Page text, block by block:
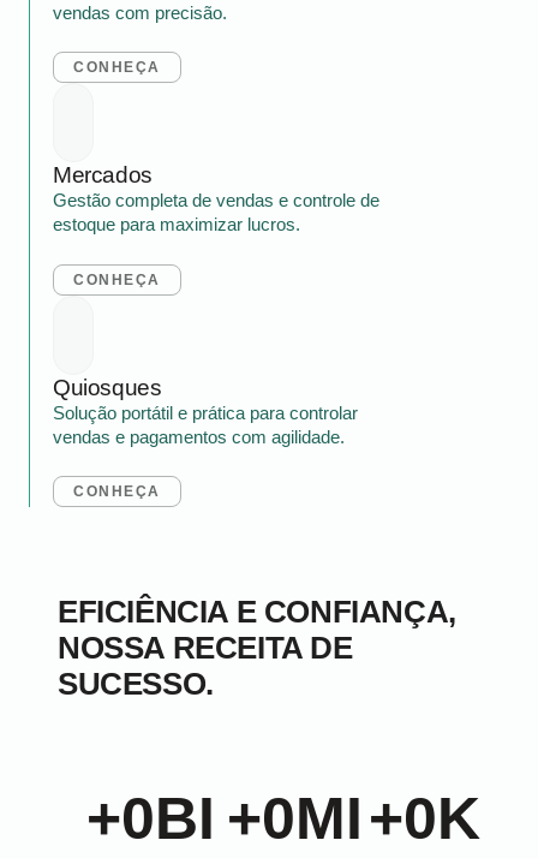
vendas com precisão.
CONHEÇA
Mercados
Gestão completa de vendas e controle de
estoque para maximizar lucros.
CONHEÇA
Quiosques
Solução portátil e prática para controlar
vendas e pagamentos com agilidade.
CONHEÇA
EFICIÊNCIA E CONFIANÇA,
NOSSA RECEITA DE
SUCESSO.
+0BI +0MI+0K